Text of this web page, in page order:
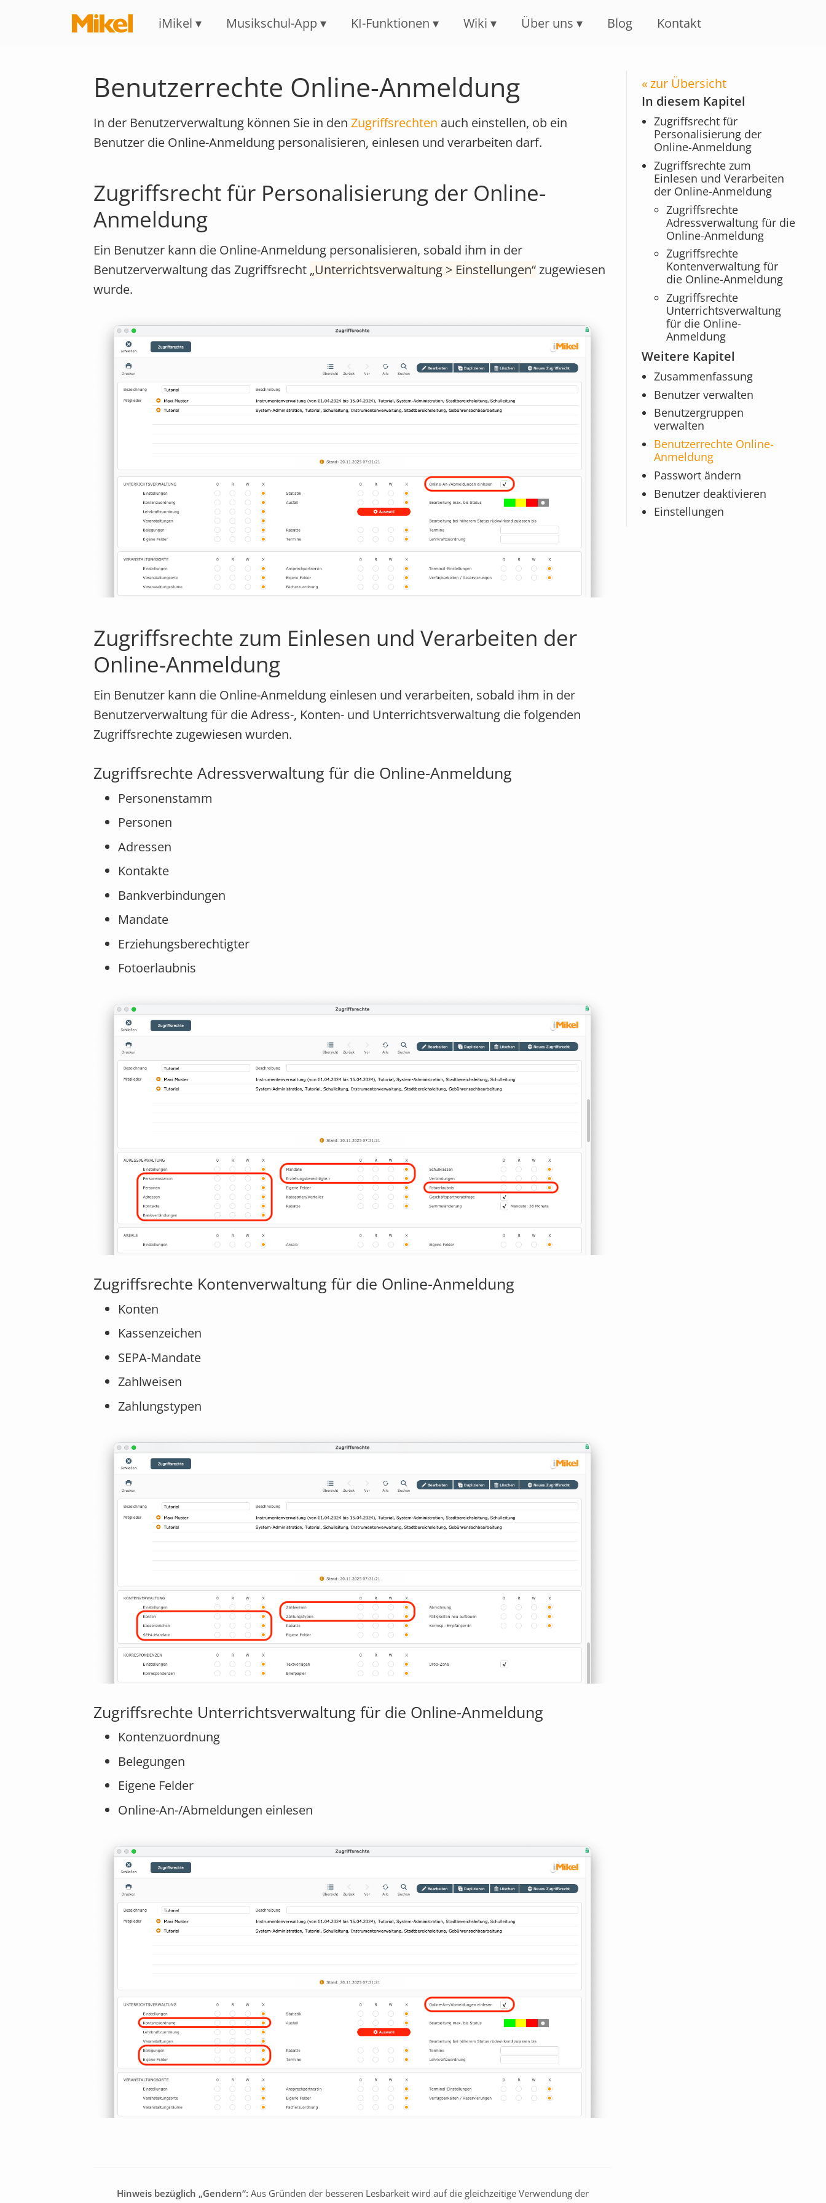
iMikel Musikschul-App KI-Funktionen Wiki Über uns Blog Kontakt
zur Übersicht
In diesem Kapitel
Zugriffsrecht für
Personalisierung der
Online-Anmeldung
Zugriffsrechte zum
Einlesen und Verarbeiten
der Online-Anmeldung
Zugriffsrechte
Adressverwaltung für die
Online-Anmeldung
Zugriffsrechte
Kontenverwaltung für
die Online-Anmeldung
Zugriffsrechte
Unterrichtsverwaltung
für die Online-
Anmeldung
Weitere Kapitel
Zusammenfassung
Benutzer verwalten
Benutzergruppen
verwalten
Benutzerrechte Online-
Anmeldung
Passwort ändern
Benutzer deaktivieren
Einstellungen
Benutzerrechte Online-Anmeldung
In der Benutzerverwaltung können Sie in den Zugriffsrechten auch einstellen, ob ein
Benutzer die Online-Anmeldung personalisieren, einlesen und verarbeiten darf.
Zugriffsrecht für Personalisierung der Online-
Anmeldung
Ein Benutzer kann die Online-Anmeldung personalisieren, sobald ihm in der
Benutzerverwaltung das Zugriffsrecht Unterrichtsverwaltung > Einstellungen zugewiesen
wurde.
Zugriffsrechte zum Einlesen und Verarbeiten der
Online-Anmeldung
Ein Benutzer kann die Online-Anmeldung einlesen und verarbeiten, sobald ihm in der
Benutzerverwaltung für die Adress-, Konten- und Unterrichtsverwaltung die folgenden
Zugriffsrechte zugewiesen wurden.
Zugriffsrechte Adressverwaltung für die Online-Anmeldung
Personenstamm
Personen
Adressen
Kontakte
Bankverbindungen
Mandate
Erziehungsberechtigter
Fotoerlaubnis
Zugriffsrechte Kontenverwaltung für die Online-Anmeldung
Konten
Kassenzeichen
SEPA-Mandate
Zahlweisen
Zahlungstypen
Zugriffsrechte Unterrichtsverwaltung für die Online-Anmeldung
Kontenzuordnung
Belegungen
Eigene Felder
Online-An-/Abmeldungen einlesen
Hinweis bezüglich „Gendern“: Aus Gründen der besseren Lesbarkeit wird auf die gleichzeitige Verwendung der